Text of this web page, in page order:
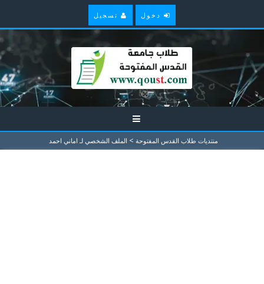
دخول تسجيل
منتديات طلاب القدس المفتوحة > الملف الشخصي لـ اماني احمد